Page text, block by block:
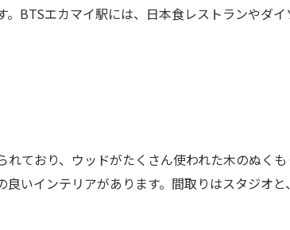
。BTSエカマイ駅には、日本食レストランやダ
れており、ウッドがたくさん使われた木のぬく
良いインテリアがあります。間取りはスタジオ